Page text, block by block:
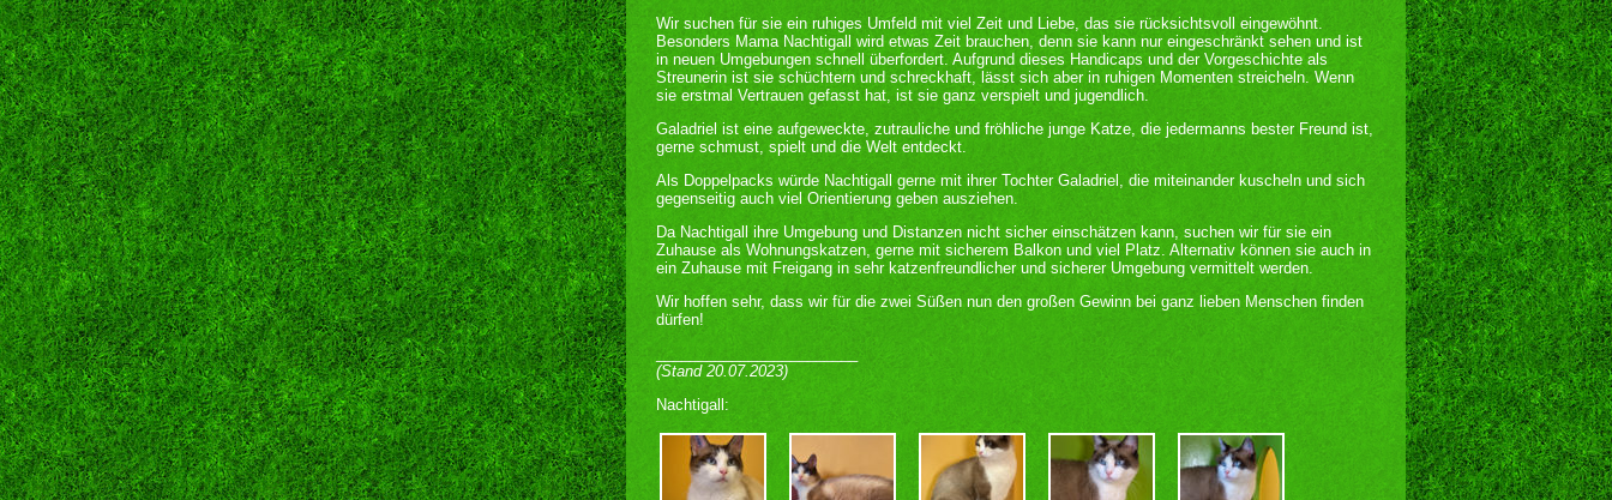
Wir suchen für sie ein ruhiges Umfeld mit viel Zeit und Liebe, das sie rücksichtsvoll eingewöhnt.
Besonders Mama Nachtigall wird etwas Zeit brauchen, denn sie kann nur eingeschränkt sehen und ist
in neuen Umgebungen schnell überfordert. Aufgrund dieses Handicaps und der Vorgeschichte als
Streunerin ist sie schüchtern und schreckhaft, lässt sich aber in ruhigen Momenten streicheln. Wenn
sie erstmal Vertrauen gefasst hat, ist sie ganz verspielt und jugendlich.
Galadriel ist eine aufgeweckte, zutrauliche und fröhliche junge Katze, die jedermanns bester Freund ist,
gerne schmust, spielt und die Welt entdeckt.
Als Doppelpacks würde Nachtigall gerne mit ihrer Tochter Galadriel, die miteinander kuscheln und sich
gegenseitig auch viel Orientierung geben ausziehen.
Da Nachtigall ihre Umgebung und Distanzen nicht sicher einschätzen kann, suchen wir für sie ein
Zuhause als Wohnungskatzen, gerne mit sicherem Balkon und viel Platz. Alternativ können sie auch in
ein Zuhause mit Freigang in sehr katzenfreundlicher und sicherer Umgebung vermittelt werden.
Wir hoffen sehr, dass wir für die zwei Süßen nun den großen Gewinn bei ganz lieben Menschen finden
dürfen!
________________________
(Stand 20.07.2023)
Nachtigall: